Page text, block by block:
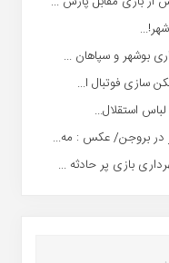
بوشهر و سپاهان ...
سازی فوتبال ا...
استقلال...
در بروجن/ عکس : مه...
بازی پر حادثه ...